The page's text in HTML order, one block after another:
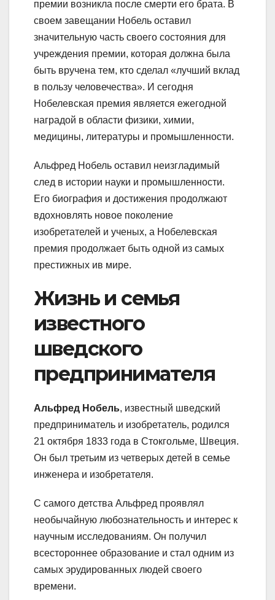
премии возникла после смерти его брата. В
своем завещании Нобель оставил
значительную часть своего состояния для
учреждения премии, которая должна была
быть вручена тем, кто сделал «лучший вклад
в пользу человечества». И сегодня
Нобелевская премия является ежегодной
наградой в области физики, химии,
медицины, литературы и промышленности.
Альфред Нобель оставил неизгладимый
след в истории науки и промышленности.
Его биография и достижения продолжают
вдохновлять новое поколение
изобретателей и ученых, а Нобелевская
премия продолжает быть одной из самых
престижных ив мире.
Жизнь и семья
известного
шведского
предпринимателя
Альфред Нобель, известный шведский
предприниматель и изобретатель, родился
21 октября 1833 года в Стокгольме, Швеция.
Он был третьим из четверых детей в семье
инженера и изобретателя.
С самого детства Альфред проявлял
необычайную любознательность и интерес к
научным исследованиям. Он получил
всестороннее образование и стал одним из
самых эрудированных людей своего
времени.